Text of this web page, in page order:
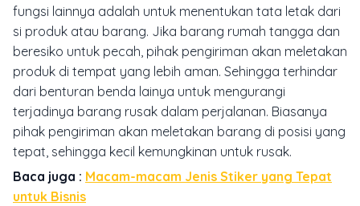
fungsi lainnya adalah untuk menentukan tata letak dari
si produk atau barang. Jika barang rumah tangga dan
beresiko untuk pecah, pihak pengiriman akan meletakan
produk di tempat yang lebih aman. Sehingga terhindar
dari benturan benda lainya untuk mengurangi
terjadinya barang rusak dalam perjalanan. Biasanya
pihak pengiriman akan meletakan barang di posisi yang
tepat, sehingga kecil kemungkinan untuk rusak.
Baca juga : Macam-macam Jenis Stiker yang Tepat
untuk Bisnis